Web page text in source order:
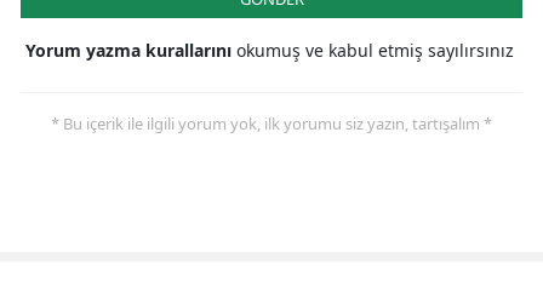
Yorum yazma kurallarını okumuş ve kabul etmiş sayılırsınız
* Bu içerik ile ilgili yorum yok, ilk yorumu siz yazın, tartışalım *